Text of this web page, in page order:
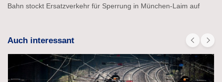
Bahn stockt Ersatzverkehr für Sperrung in München-Laim auf
Auch interessant